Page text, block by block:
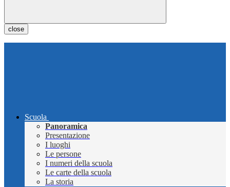
close
Scuola
Panoramica
Presentazione
I luoghi
Le persone
I numeri della scuola
Le carte della scuola
La storia